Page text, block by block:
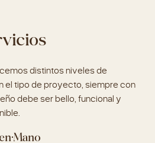
distintos niveles de
el tipo de proyecto, siempre con
debe ser bello, funcional y
Mano